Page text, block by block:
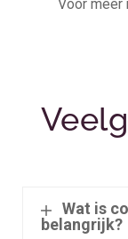
Voor meer
Wat is
belangrijk?